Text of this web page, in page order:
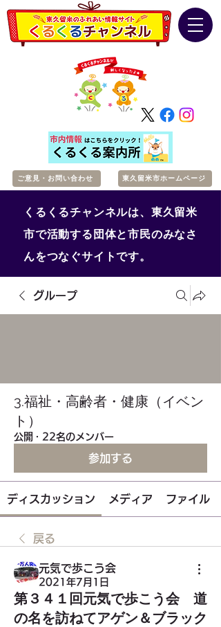
ご意見・お問い合わせ 東久留米市ホームページ
くるくるチャンネルは、東久留米
市で活動する団体と市民のみなさ
んをつなぐサイトです。
グループ
3.福祉・高齢者・健康（イベン
ト）
公開 · 22名のメンバー
参加する
ディスカッション メディア ファイル
戻る
元気で歩こう会
2021年7月1日
第３４１回元気で歩こう会 道
の名を訪ねてアゲン＆ブラック